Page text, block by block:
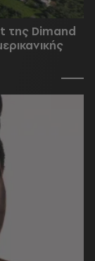
της Dimand